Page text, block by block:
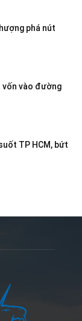
phá nút
vào đường
TP HCM, bứt